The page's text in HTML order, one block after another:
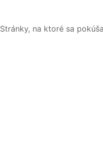
Stránky, na ktoré sa